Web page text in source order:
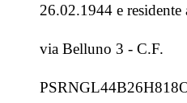
26.02.1944 e
via Belluno 3 - C.F.